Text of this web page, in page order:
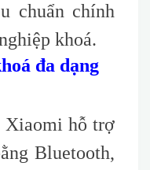
chuẩn chính
khoá.
đa dạng
Xiaomi hỗ trợ
Bluetooth,